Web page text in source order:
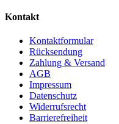
Kontakt
Kontaktformular
Rücksendung
Zahlung & Versand
AGB
Impressum
Datenschutz
Widerrufsrecht
Barrierefreiheit